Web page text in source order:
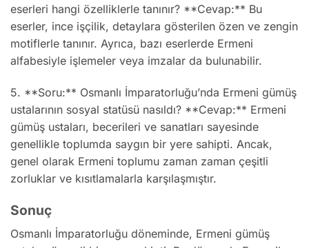
eserleri hangi özelliklerle tanınır? **Cevap:** Bu
eserler, ince işçilik, detaylara gösterilen özen ve zengin
motiflerle tanınır. Ayrıca, bazı eserlerde Ermeni
alfabesiyle işlemeler veya imzalar da bulunabilir.
5. **Soru:** Osmanlı İmparatorluğu’nda Ermeni gümüş
ustalarının sosyal statüsü nasıldı? **Cevap:** Ermeni
gümüş ustaları, becerileri ve sanatları sayesinde
genellikle toplumda saygın bir yere sahipti. Ancak,
genel olarak Ermeni toplumu zaman zaman çeşitli
zorluklar ve kısıtlamalarla karşılaşmıştır.
Sonuç
Osmanlı İmparatorluğu döneminde, Ermeni gümüş